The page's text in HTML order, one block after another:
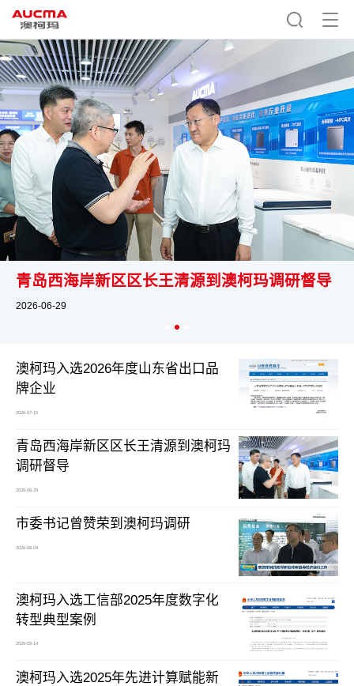
青岛西海岸新区区长王清源到澳柯玛调研督导
2026-06-29
澳柯玛入选2026年度山东省出口品
牌企业
2026-07-15
青岛西海岸新区区长王清源到澳柯玛
调研督导
2026-06-29
市委书记曾赞荣到澳柯玛调研
2026-06-04
澳柯玛入选工信部2025年度数字化
转型典型案例
2026-05-14
澳柯玛入选2025年先进计算赋能新